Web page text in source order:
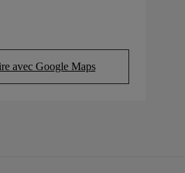
avec Google Maps
(Opens in new tab)